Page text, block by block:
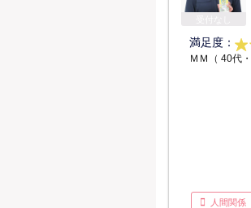
満足度：
ＭＭ（ 40代・
人間関係